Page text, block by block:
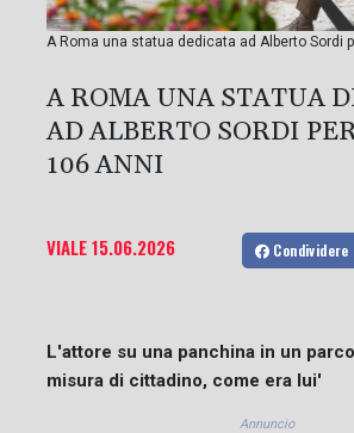
A Roma una statua dedicata ad Alberto Sordi
A ROMA UNA STATUA
AD ALBERTO SORDI
106 ANNI
VIALE15.06.2026 Condividere
L'attore su una panchina in un
misura di cittadino, come era lui'
Annuncio